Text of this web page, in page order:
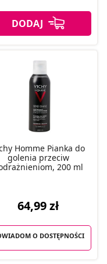
Homme Pianka do
golenia przeciw
200 ml
64,99 zł
O DOSTĘPNOŚCI